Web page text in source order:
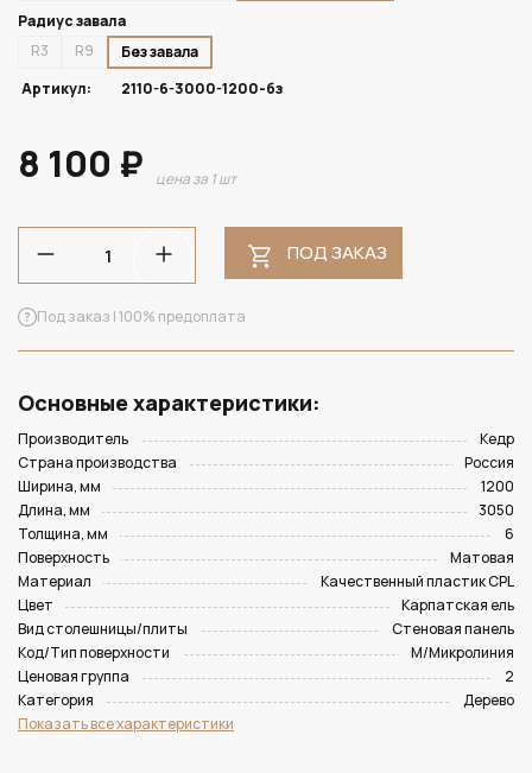
Радиус завала
R3
R9
Без завала
Артикул:
2110-6-3000-1200-бз
8 100 ₽ цена за 1 шт
ПОД ЗАКАЗ
Под заказ | 100% предоплата
Основные характеристики:
Производитель
Кедр
Страна производства
Россия
Ширина, мм
1200
Длина, мм
3050
Толщина, мм
6
Поверхность
Матовая
Материал
Качественный пластик CPL
Цвет
Карпатская ель
Вид столешницы/плиты
Стеновая панель
Код/Тип поверхности
M/Микролиния
Ценовая группа
2
Категория
Дерево
Показать все характеристики